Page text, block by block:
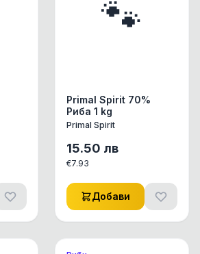
🐾
Primal Spirit 70%
Риба 1 kg
Primal Spirit
15.50 лв
€7.93
Добави